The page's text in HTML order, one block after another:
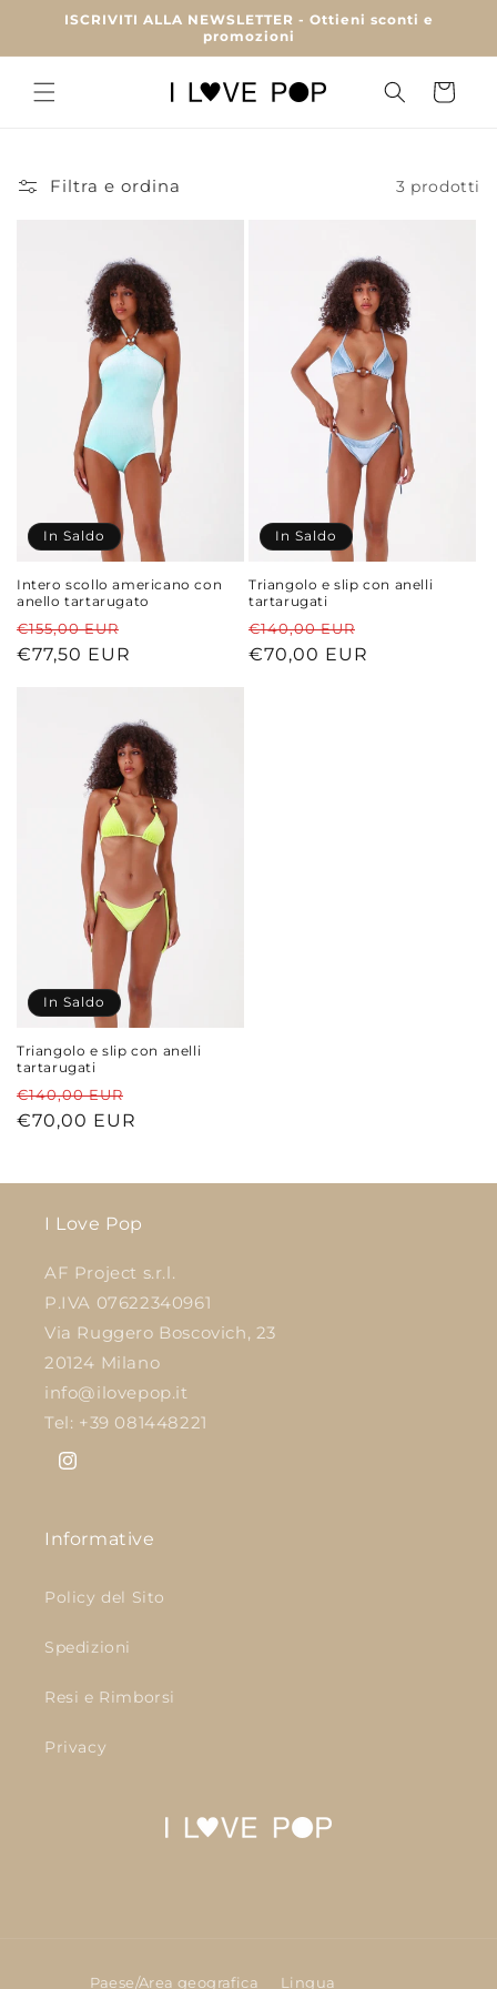
direttamente
ISCRIVITI ALLA NEWSLETTER - Ottieni sconti e
promozioni
Carrello
Filtra e ordina 3 prodotti
In Saldo
Intero scollo americano con
anello tartarugato
Prezzo
di
€155,00 EUR
€77,50 EUR
In Saldo
Triangolo e slip con anelli
tartarugati
Prezzo
di
€140,00 EUR
€70,00 EUR
In Saldo
Triangolo e slip con anelli
tartarugati
Prezzo
di
€140,00 EUR
€70,00 EUR
I Love Pop
AF Project s.r.l.
P.IVA 07622340961
Via Ruggero Boscovich, 23
20124 Milano
info@ilovepop.it
Tel: +39 081448221
Instagram
Informative
Policy del Sito
Spedizioni
Resi e Rimborsi
Privacy
Paese/Area geografica Lingua